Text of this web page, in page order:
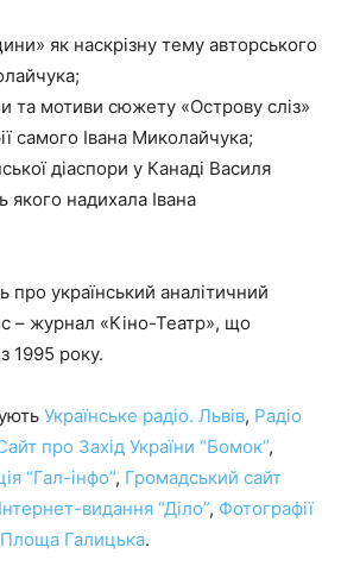
як наскрізну тему авторського
та мотиви сюжету «Острову сліз»
самого Івана Миколайчука;
діаспори у Канаді Василя
якого надихала Івана
про український аналітичний
– журнал «Кіно-Театр», що
1995 року.
Українське радіо. Львів, Радіо
про Захід України “Бомок”,
“Гал-інфо”, Громадський сайт
Інтернет-видання “Діло”, Фотографії
Площа Галицька.